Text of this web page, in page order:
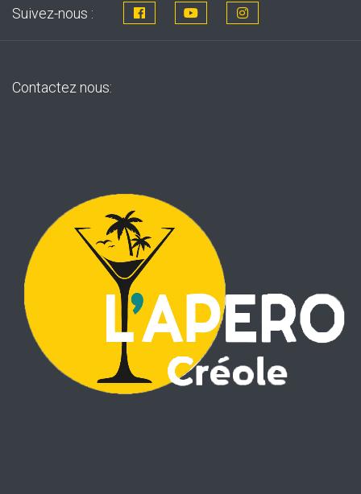
Suivez-nous :
Contactez nous: